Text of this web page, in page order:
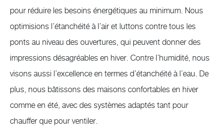
pour réduire les besoins énergétiques au minimum. Nous
optimisions l’étanchéité à l’air et luttons contre tous les
ponts au niveau des ouvertures, qui peuvent donner des
impressions désagréables en hiver. Contre l’humidité, nous
visons aussi l’excellence en termes d’étanchéité à l’eau. De
plus, nous bâtissons des maisons confortables en hiver
comme en été, avec des systèmes adaptés tant pour
chauffer que pour ventiler.